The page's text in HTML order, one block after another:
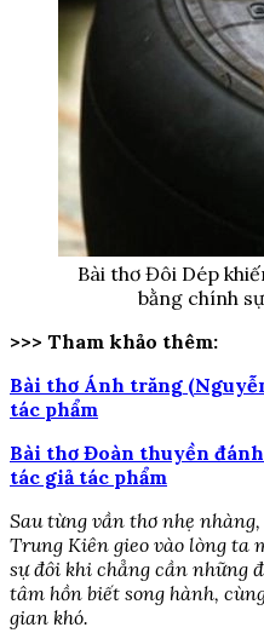
Bài thơ Đôi Dép
bằng chính
>>> Tham khảo thêm:
Bài thơ Ánh trăng
tác phẩm
Bài thơ Đoàn thuyền
tác giả tác phẩm
Sau từng vần thơ nhẹ
Trung Kiên gieo vào lòng ta
sự đôi khi chẳng cần những
tâm hồn biết song hành,
gian khó.